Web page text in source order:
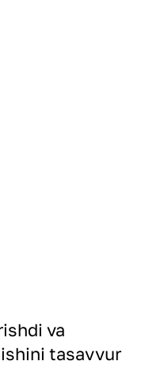
va
tasavvur